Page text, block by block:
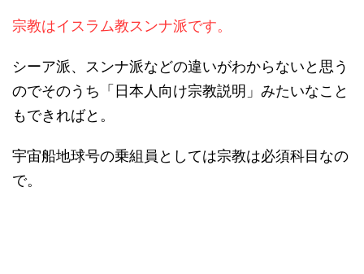
宗教はイスラム教スンナ派です。
シーア派、スンナ派などの違いがわからないと思う
のでそのうち「日本人向け宗教説明」みたいなこと
もできればと。
宇宙船地球号の乗組員としては宗教は必須科目なの
で。